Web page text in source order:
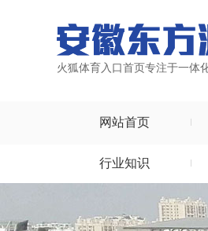
火狐体育入口首页专注于一体
网站首页
行业知识